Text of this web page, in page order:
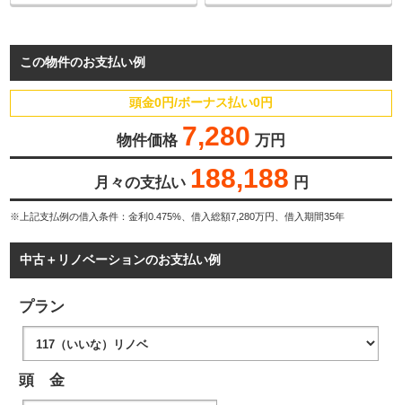
この物件のお支払い例
頭金0円/ボーナス払い0円
物件価格 7,280 万円
月々の支払い 188,188 円
※上記支払例の借入条件：金利0.475%、借入総額7,280万円、借入期間35年
中古＋リノベーションのお支払い例
プラン
頭 金